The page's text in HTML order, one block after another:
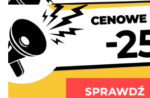
Piece na pellet
KRATKI PRO
PROMOCJA
Wkłady kominkowe